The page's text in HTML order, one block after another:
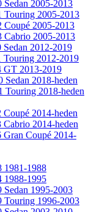
2005-2013
Touring 2005-2013
2005-2013
Cabrio 2005-2013
2012-2019
2012-2019
GT 2013-2019
2018-heden
Touring 2018-heden
2014-heden
2014-heden
Coupé 2014-
1981-1988
1988-1995
1995-2003
Touring 1996-2003